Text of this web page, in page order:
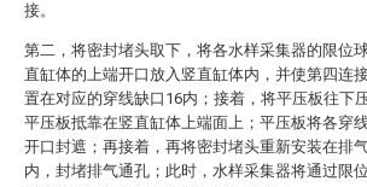
接。
第二，将密封堵头取下，将各水样采集器的限位
直缸体的上端开口放入竖直缸体内，并使第四连
置在对应的穿线缺口16内；接着，将平压板往下
平压板抵靠在竖直缸体上端面上；平压板将各穿
开口封遮；再接着，再将密封堵头重新安装在排
内，封堵排气通孔；此时，水样采集器将通过限